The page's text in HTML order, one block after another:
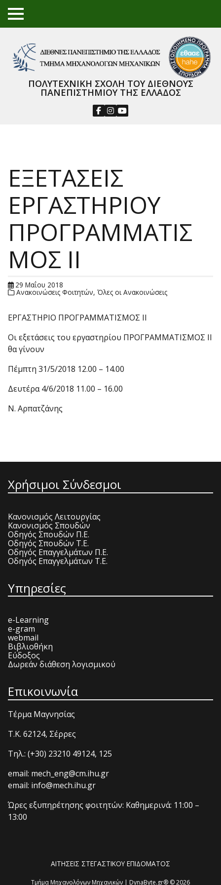
TO
GGL
NU
ΠΟΛΥΤΕΧΝΙΚΗ ΣΧΟΛΗ ΤΟΥ ΔΙΕΘΝΟΥΣ
ΠΑΝΕΠΙΣΤΗΜΙΟΥ ΤΗΣ ΕΛΛΑΔΟΣ
ΕΞΕΤΑΣΕΙΣ
ΕΡΓΑΣΤΗΡΙΟΥ
ΠΡΟΓΡΑΜΜΑΤΙΣ
ΜΟΣ ΙΙ
29 Μαΐου 2018
Ανακοινώσεις Φοιτητών,Όλες οι Ανακοινώσεις
ΕΡΓΑΣΤΗΡΙΟ ΠΡΟΓΡΑΜΜΑΤΙΣΜΟΣ ΙΙ
Οι εξετάσεις του εργαστηρίου ΠΡΟΓΡΑΜΜΑΤΙΣΜΟΣ ΙΙ
θα γίνουν
Πέμπτη 31/5/2018 12.00 – 14.00
Δευτέρα 4/6/2018 11.00 – 16.00
Ν. Αρπατζάνης
Χρήσιμοι Σύνδεσμοι
Κανονισμός Λειτουργίας
Κανονισμός Σπουδών
Οδηγός Σπουδών Π.Ε.
Οδηγός Σπουδών Τ.Ε.
Οδηγός Επαγγελμάτων Π.Ε.
Οδηγός Επαγγελμάτων Τ.Ε.
Υπηρεσίες
e-Learning
e-gram
webmail
Βιβλιοθήκη
Εύδοξος
Δωρεάν διάθεση λογισμικού
Επικοινωνία
Τέρμα Μαγνησίας
T.K. 62124, Σέρρες
Τηλ.: (+30) 23210 49124, 125
email: mech_eng@cm.ihu.gr
email: info@mech.ihu.gr
Ώρες εξυπηρέτησης φοιτητών: Καθημερινά: 11:00 –
13:00
ΑΙΤΗΣΕΙΣ ΣΤΕΓΑΣΤΙΚΟΥ ΕΠΙΔΟΜΑΤΟΣ
Τμήμα Μηχανολόγων Μηχανικών | DynaByte.gr® © 2026